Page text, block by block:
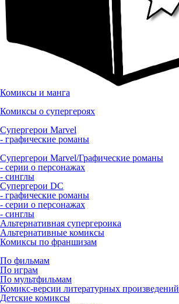
Комиксы и манга
Комиксы о супергероях
Супергерои Marvel
- графические романы
Супергерои Marvel/Графические романы
- серии о персонажах
- синглы
Супергерои DC
- графические романы
- серии о персонажах
- синглы
Альтернативная супергероика
Альтернативные комиксы
Комиксы по франшизам
По фильмам
По играм
По мультфильмам
Комикс-версии литературных произведений
Детские комиксы